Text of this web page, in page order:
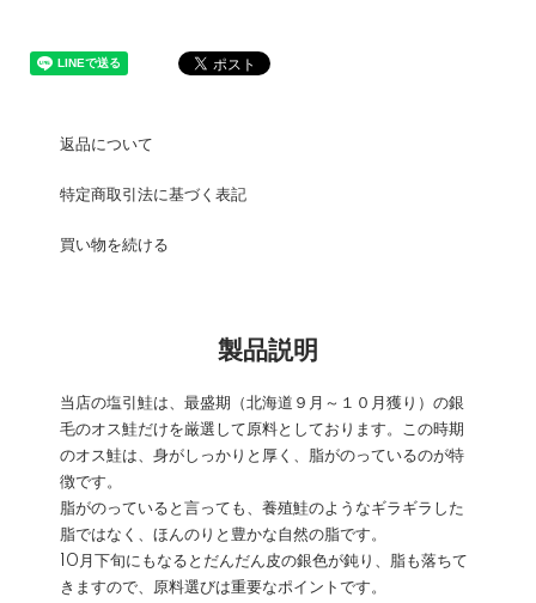
返品について
特定商取引法に基づく表記
買い物を続ける
製品説明
当店の塩引鮭は、最盛期（北海道９月～１０月獲り）の銀
毛のオス鮭だけを厳選して原料としております。この時期
のオス鮭は、身がしっかりと厚く、脂がのっているのが特
徴です。
脂がのっていると言っても、養殖鮭のようなギラギラした
脂ではなく、ほんのりと豊かな自然の脂です。
10月下旬にもなるとだんだん皮の銀色が鈍り、脂も落ちて
きますので、原料選びは重要なポイントです。